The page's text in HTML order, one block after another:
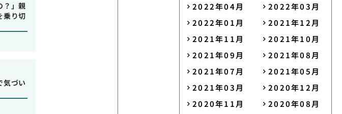
？」親
乗り切
気づい
2022年04月
2022年03月
2022年01月
2021年12月
2021年11月
2021年10月
2021年09月
2021年08月
2021年07月
2021年05月
2021年03月
2020年12月
2020年11月
2020年08月